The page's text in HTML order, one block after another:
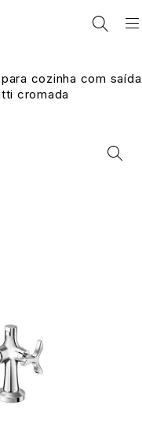
cozinha com saída
cromada